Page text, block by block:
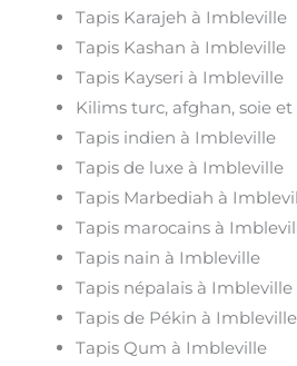
Tapis Karajeh à Imbleville
Tapis Kashan à Imbleville
Tapis Kayseri à Imbleville
Kilims turc, afghan, soie
Tapis indien à Imbleville
Tapis de luxe à Imbleville
Tapis Marbediah à
Tapis marocains à
Tapis nain à Imbleville
Tapis népalais à Imbleville
Tapis de Pékin à Imbleville
Tapis Qum à Imbleville